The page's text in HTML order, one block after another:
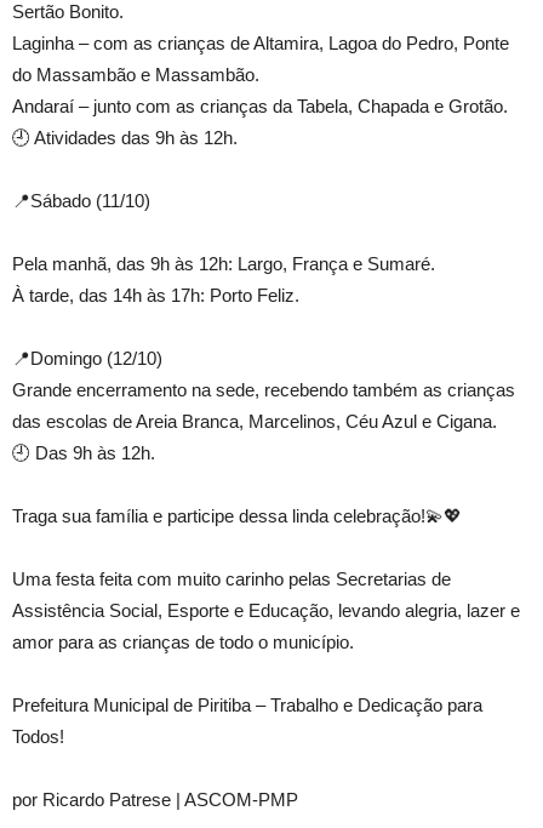
Sertão Bonito.
Laginha – com as crianças de Altamira, Lagoa do Pedro, Ponte
do Massambão e Massambão.
Andaraí – junto com as crianças da Tabela, Chapada e Grotão.
🕘 Atividades das 9h às 12h.
📍Sábado (11/10)
Pela manhã, das 9h às 12h: Largo, França e Sumaré.
À tarde, das 14h às 17h: Porto Feliz.
📍Domingo (12/10)
Grande encerramento na sede, recebendo também as crianças
das escolas de Areia Branca, Marcelinos, Céu Azul e Cigana.
🕘 Das 9h às 12h.
Traga sua família e participe dessa linda celebração!💫💖
Uma festa feita com muito carinho pelas Secretarias de
Assistência Social, Esporte e Educação, levando alegria, lazer e
amor para as crianças de todo o município.
Prefeitura Municipal de Piritiba – Trabalho e Dedicação para
Todos!
por Ricardo Patrese | ASCOM-PMP